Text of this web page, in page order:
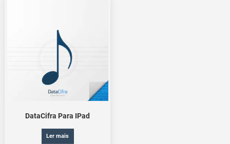
DataCifra Para IPad
Ler mais